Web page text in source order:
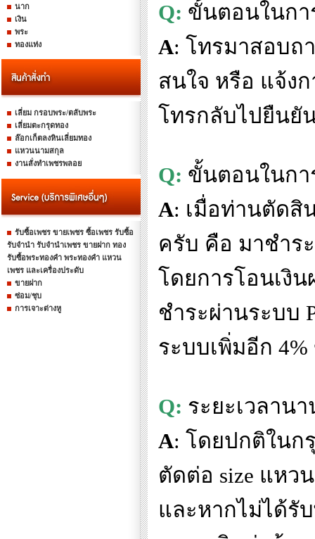
นาก
เงิน
พระ
ทองแท่ง
เลี่ยม กรอบพระ/ตลับพระ
เลี่ยมตะกรุดทอง
ล๊อกเก็ตลงหินเลี่ยมทอง
แหวนนามสกุล
งานสั่งทำเพชรพลอย
รับซื้อเพชร ขายเพชร ซื้อเพชร รับซื้อ
รับจำนำ รับจำนำเพชร ขายฝาก ทอง
รับซื้อพระทองคำ พระทองคำ แหวน
เพชร และเครื่องประดับ
ขายฝาก
ซ่อม/ชุบ
การเจาะต่างหู
Q: ขั้นตอนในกา
A: โทรมาสอบถ
สนใจ หรือ แจ้ง
โทรกลับไปยืนยั
Q: ขั้นตอนในกา
A: เมื่อท่านตัดสิ
ครับ คือ มาชำร
โดยการโอนเงิ
ชำระผ่านระบบ
ระบบเพิ่มอีก 4%
Q: ระยะเวลาน
A: โดยปกติในก
ตัดต่อ size แหว
และหากไม่ได้รั